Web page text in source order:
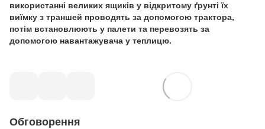
використанні великих ящиків у відкритому ґрунті їх
виїмку з траншей проводять за допомогою трактора,
потім встановлюють у палети та перевозять за
допомогою навантажувача у теплицю.
Обговорення